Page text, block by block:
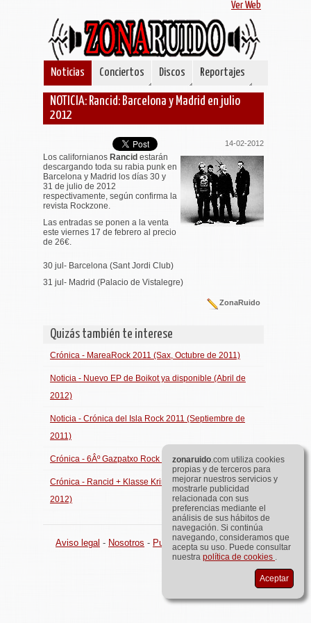
Ver Web
Noticias Conciertos Discos Reportajes
NOTICIA: Rancid: Barcelona y Madrid en julio
2012
14-02-2012
Los californianos Rancid estarán
descargando toda su rabia punk en
Barcelona y Madrid los días 30 y
31 de julio de 2012
respectivamente, según confirma la
revista Rockzone.
Las entradas se ponen a la venta
este viernes 17 de febrero al precio
de 26€.
30 jul- Barcelona (Sant Jordi Club)
31 jul- Madrid (Palacio de Vistalegre)
ZonaRuido
Quizás también te interese
Crónica - MareaRock 2011 (Sax, Octubre de 2011)
Noticia - Nuevo EP de Boikot ya disponible (Abril de
2012)
Noticia - Crónica del Isla Rock 2011 (Septiembre de
2011)
Crónica - 6Âº Gazpatxo Rock (Ayora, Febrero de 2011)
Crónica - Rancid + Klasse Kriminale (Madrid, Julio de
2012)
Aviso legal - Nosotros - Publicidad ©zonaruido.com
zonaruido.com utiliza cookies
propias y de terceros para
mejorar nuestros servicios y
mostrarle publicidad
relacionada con sus
preferencias mediante el
análisis de sus hábitos de
navegación. Si continúa
navegando, consideramos que
acepta su uso. Puede consultar
nuestra política de cookies .
Aceptar